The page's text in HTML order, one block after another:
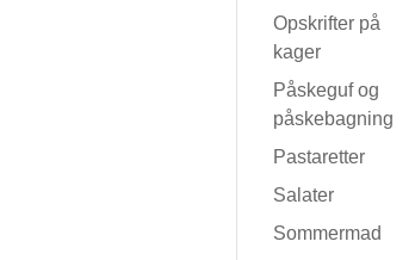
Opskrifter på
kager
Påskeguf og
påskebagning
Pastaretter
Salater
Sommermad